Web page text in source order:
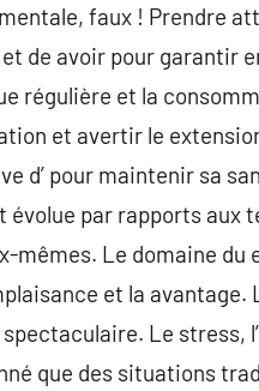
faux ! Prendre
de avoir pour garantir
régulière et la
et avertir le
d’ pour maintenir sa
évolue par rapports aux
mêmes. Le domaine
et la
Le
que des situations